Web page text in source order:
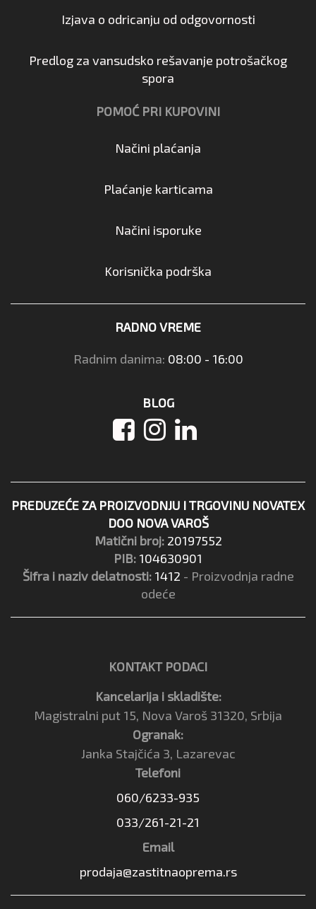
Izjava o odricanju od odgovornosti
Predlog za vansudsko rešavanje potrošačkog
spora
POMOĆ PRI KUPOVINI
Načini plaćanja
Plaćanje karticama
Načini isporuke
Korisnička podrška
RADNO VREME
Radnim danima: 08:00 - 16:00
BLOG
PREDUZEĆE ZA PROIZVODNJU I TRGOVINU NOVATEX
DOO NOVA VAROŠ
Matični broj: 20197552
PIB: 104630901
Šifra i naziv delatnosti: 1412 - Proizvodnja radne
odeće
KONTAKT PODACI
Kancelarija i skladište:
Magistralni put 15, Nova Varoš 31320, Srbija
Ogranak:
Janka Stajčića 3, Lazarevac
Telefoni
060/6233-935
033/261-21-21
Email
prodaja@zastitnaoprema.rs